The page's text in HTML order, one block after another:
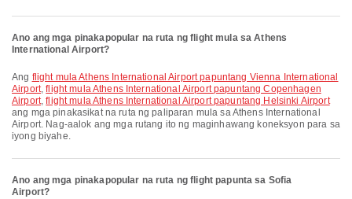
Ano ang mga pinakapopular na ruta ng flight mula sa Athens
International Airport?
Ang flight mula Athens International Airport papuntang Vienna International
Airport,flight mula Athens International Airport papuntang Copenhagen
Airport,flight mula Athens International Airport papuntang Helsinki Airport
ang mga pinakasikat na ruta ng paliparan mula sa Athens International
Airport. Nag-aalok ang mga rutang ito ng maginhawang koneksyon para sa
iyong biyahe.
Ano ang mga pinakapopular na ruta ng flight papunta sa Sofia
Airport?